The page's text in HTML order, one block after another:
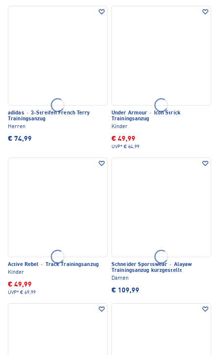
adidas · 3-Streifen French Terry
Trainingsanzug
Herren
€ 74,99
Under Armour ·
Icon Strick
Trainingsanzug
Kinder
€ 49,99
UVP* € 64,99
Active Rebel ·
Track Trainingsanzug
Kinder
€ 49,99
UVP* € 69,99
Schneider Sportswear · Alayaw
Trainingsanzug kurzgestellt
Damen
€ 109,99